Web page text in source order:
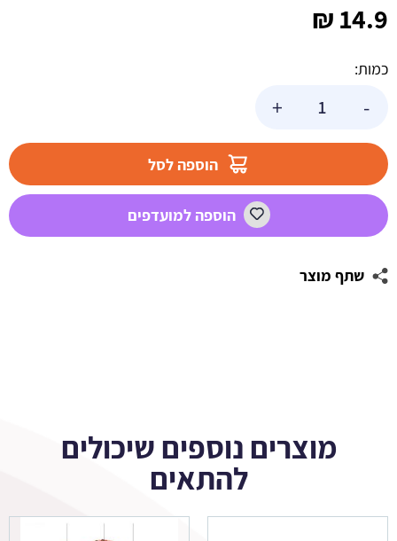
14.9
₪
כמות:
-
רווקות
+
הוספה לסל
הוספה למועדפים
שתף מוצר
מוצרים נוספים שיכולים
להתאים